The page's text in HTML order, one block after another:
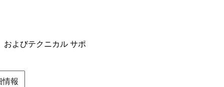
よびテクニカル サポ
報